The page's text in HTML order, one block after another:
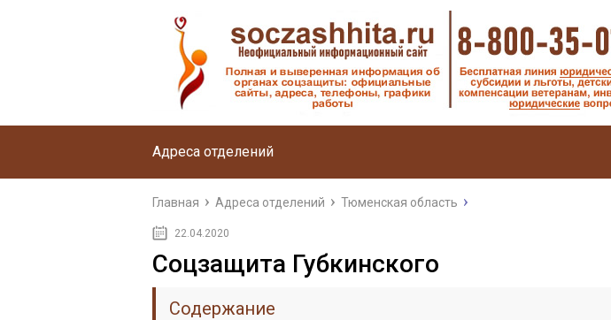
Адреса отделений
Главная Адреса отделений Тюменская область
22.04.2020
Соцзащита Губкинского
Содержание